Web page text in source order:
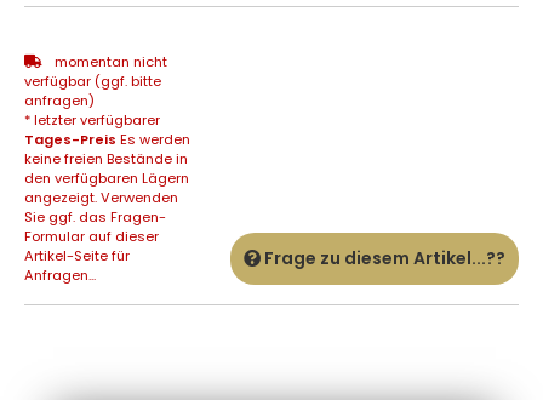
momentan nicht
verfügbar (ggf. bitte
anfragen)
* letzter verfügbarer
Tages-Preis Es werden
keine freien Bestände in
den verfügbaren Lägern
angezeigt. Verwenden
Sie ggf. das Fragen-
Formular auf dieser
Artikel-Seite für
Anfragen...
Frage zu diesem Artikel...??